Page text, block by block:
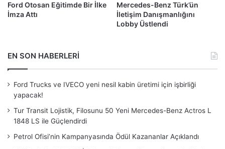
Ford Otosan Eğitimde Bir İlke
İmza Attı
Mercedes-Benz Türk’ün
İletişim Danışmanlığını
Lobby Üstlendi
EN SON HABERLERİ
Ford Trucks ve IVECO yeni nesil kabin üretimi için işbirliği
yapacak!
Tur Transit Lojistik, Filosunu 50 Yeni Mercedes-Benz Actros L
1848 LS ile Güçlendirdi
Petrol Ofisi’nin Kampanyasında Ödül Kazananlar Açıklandı